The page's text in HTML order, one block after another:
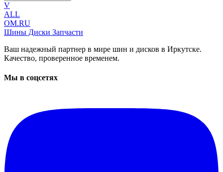
V
ALL
OM.RU
Шины Диски Запчасти
Ваш надежный партнер в мире шин и дисков в Иркутске.
Качество, проверенное временем.
Мы в соцсетях